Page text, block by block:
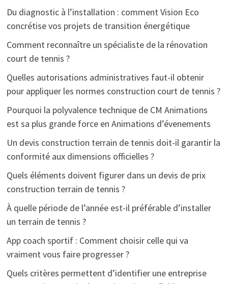
Du diagnostic à l’installation : comment Vision Eco
concrétise vos projets de transition énergétique
Comment reconnaître un spécialiste de la rénovation
court de tennis ?
Quelles autorisations administratives faut-il obtenir
pour appliquer les normes construction court de tennis ?
Pourquoi la polyvalence technique de CM Animations
est sa plus grande force en Animations d’évenements
Un devis construction terrain de tennis doit-il garantir la
conformité aux dimensions officielles ?
Quels éléments doivent figurer dans un devis de prix
construction terrain de tennis ?
À quelle période de l’année est-il préférable d’installer
un terrain de tennis ?
App coach sportif : Comment choisir celle qui va
vraiment vous faire progresser ?
Quels critères permettent d’identifier une entreprise